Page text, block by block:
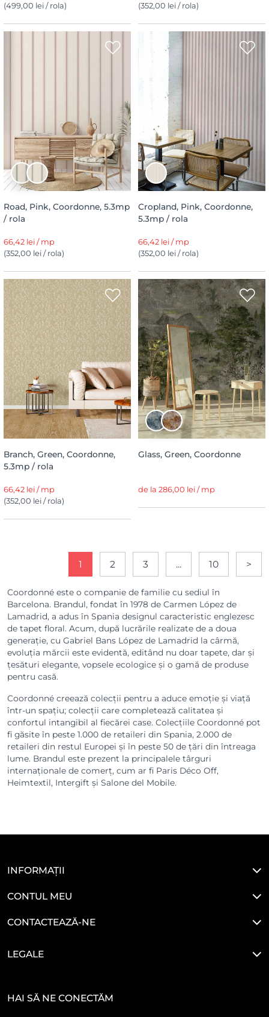
(499,00 lei / rola)
(352,00 lei / rola)
Road, Pink, Coordonne, 5.3mp
/ rola
66,42 lei / mp
(352,00 lei / rola)
Cropland, Pink, Coordonne,
5.3mp / rola
66,42 lei / mp
(352,00 lei / rola)
Branch, Green, Coordonne,
5.3mp / rola
66,42 lei / mp
(352,00 lei / rola)
Glass, Green, Coordonne
de la 286,00 lei / mp
1 2 3 ... 10 >
Coordonné este o companie de familie cu sediul în
Barcelona. Brandul, fondat în 1978 de Carmen López de
Lamadrid, a adus în Spania designul caracteristic englezesc
de tapet floral. Acum, după lucrările realizate de a doua
generație, cu Gabriel Bans López de Lamadrid la cârmă,
evoluția mărcii este evidentă, editând nu doar tapete, dar și
țesături elegante, vopsele ecologice și o gamă de produse
pentru casă.
Coordonné creează colecții pentru a aduce emoție și viață
într-un spațiu; colecții care completează calitatea și
confortul intangibil al fiecărei case. Colecțiile Coordonné pot
fi găsite în peste 1.000 de retaileri din Spania, 2.000 de
retaileri din restul Europei și în peste 50 de țări din întreaga
lume. Brandul este prezent la principalele târguri
internaționale de comerț, cum ar fi Paris Déco Off,
Heimtextil, Intergift și Salone del Mobile.
INFORMAȚII
CONTUL MEU
CONTACTEAZĂ-NE
LEGALE
HAI SĂ NE CONECTĂM